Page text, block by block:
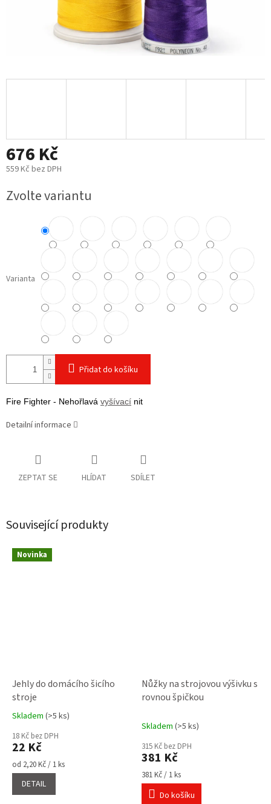
676 Kč
559 Kč bez DPH
cena:
Zvolte variantu
Varianta
Přidat do košíku
Fire Fighter - Nehořlavá vyšívací nit
Detailní informace
ZEPTAT SE HLÍDAT SDÍLET
Související produkty
Novinka
Jehly do domácího šicího
stroje
Průměrné
hodnocení
produktu
je
4,5
z
hvězdiček.
Skladem (>5 ks)
18 Kč bez DPH
22 Kč
Měrná
cena:
od 2,20 Kč / 1 ks
DETAIL
Nůžky na strojovou výšivku s
rovnou špičkou
Skladem (>5 ks)
315 Kč bez DPH
381 Kč
Měrná
cena:
381 Kč / 1 ks
Do košíku